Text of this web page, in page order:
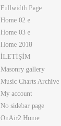
Fullwidth Page
Home 02 e
Home 03 e
Home 2018
İLETİŞİM
Masonry gallery
Music Charts Archive
My account
No sidebar page
OnAir2 Home